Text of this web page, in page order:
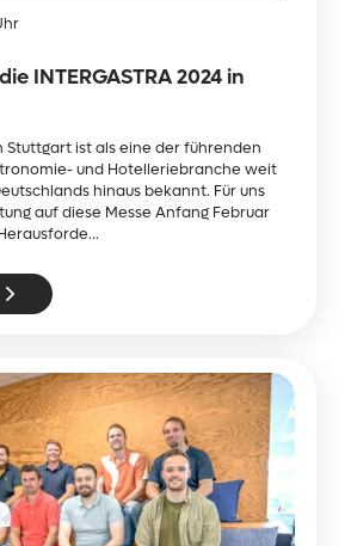
INTERGASTRA 2024 in
Stuttgart ist als eine der führenden
und Hotelleriebranche weit
hinaus bekannt. Für uns
auf diese Messe Anfang Februar